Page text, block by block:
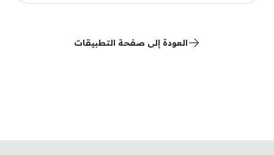
العودة إلى صفحة التطبيقات